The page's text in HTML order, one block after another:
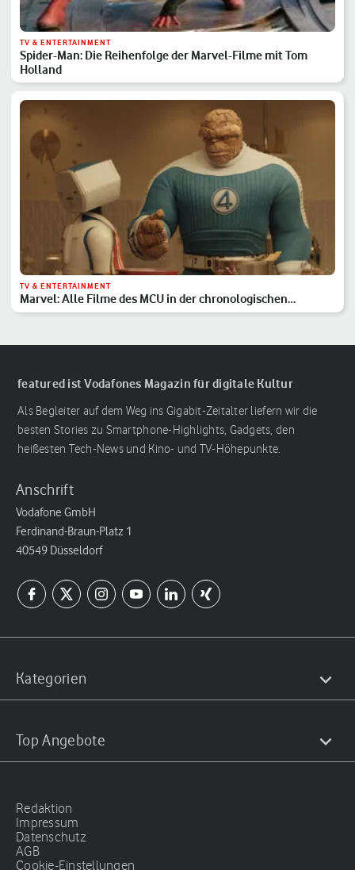
TV & ENTERTAINMENT
Spider-Man: Die Reihenfolge der Marvel-Filme mit Tom
Holland
TV & ENTERTAINMENT
Marvel: Alle Filme des MCU in der chronologischen
Reihenfolge
featured ist Vodafones Magazin für digitale Kultur
Als Begleiter auf dem Weg ins Gigabit-Zeitalter liefern wir die
besten Stories zu Smartphone-Highlights, Gadgets, den
heißesten Tech-News und Kino- und TV-Höhepunkte.
Anschrift
Vodafone GmbH
Ferdinand-Braun-Platz 1
40549 Düsseldorf
Kategorien
Top Angebote
Redaktion
Impressum
Datenschutz
AGB
Cookie-Einstellungen